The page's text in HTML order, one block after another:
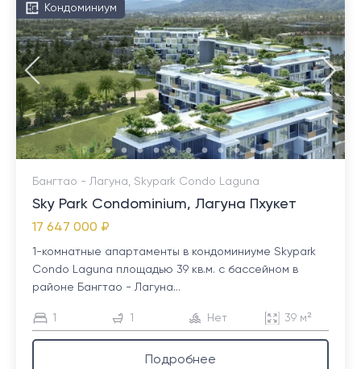
Кондоминиум
Бангтао - Лагуна, Skypark Condo Laguna
Sky Park Condominium, Лагуна Пхукет
17 647 000 ₽
1-комнатные апартаменты в кондоминиуме Skypark
Condo Laguna площадью 39 кв.м. с бассейном в
районе Бангтао - Лагуна...
1 1 Нет 39 м²
Подробнее